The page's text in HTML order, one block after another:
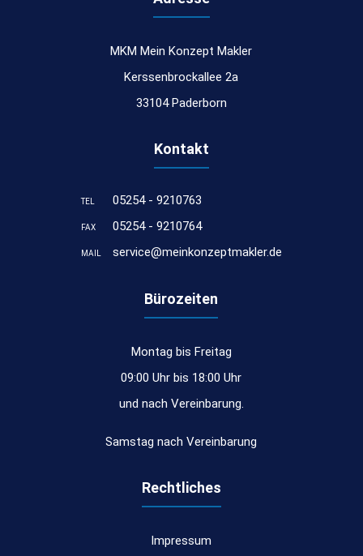
MKM Mein Konzept Makler
Kerssenbrockallee 2a
33104 Paderborn
Kontakt
TEL 05254 - 9210763
FAX 05254 - 9210764
MAIL service@meinkonzeptmakler.de
Bürozeiten
Montag bis Freitag
09:00 Uhr bis 18:00 Uhr
und nach Vereinbarung.
Samstag nach Vereinbarung
Rechtliches
Impressum